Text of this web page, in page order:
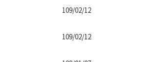
109/02/12
109/02/12